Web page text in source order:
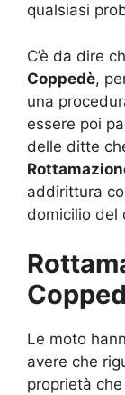
qualsiasi
C’è da dire
Coppedè,
una
essere poi
delle ditte
addirittura
domicilio del
Le moto
avere che
proprietà